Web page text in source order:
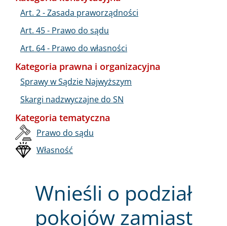
Wnieśli o podział
pokojów zamiast
Art. 2 - Zasada praworządności
Art. 45 - Prawo do sądu
Art. 64 - Prawo do własności
Kategoria prawna i organizacyjna
Sprawy w Sądzie Najwyższym
Skargi nadzwyczajne do SN
Kategoria tematyczna
Prawo do sądu
Własność